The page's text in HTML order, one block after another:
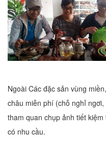
Ngoài Các đặc sản vùng
châu miễn phí (chỗ nghỉ
tham quan chụp ảnh tiết
có nhu cầu.